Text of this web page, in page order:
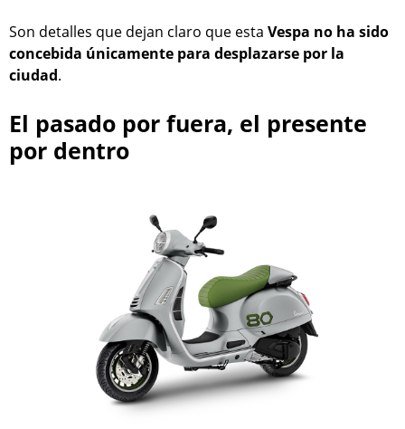
Son detalles que dejan claro que esta Vespa no ha sido
concebida únicamente para desplazarse por la
ciudad.
El pasado por fuera, el presente
por dentro